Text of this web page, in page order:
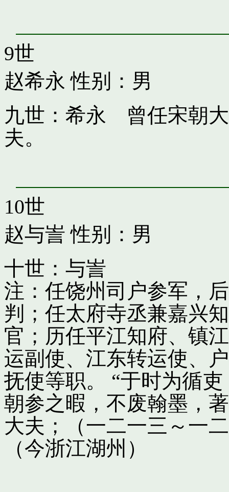
9世
赵希永 性别：男
九世：希永 曾任宋朝
夫。
10世
赵与訔 性别：男
十世：与訔
注：任饶州司户参军，
判；任太府寺丞兼嘉兴
官；历任平江知府、镇
运副使、江东转运使、
抚使等职。 “于时为循
朝参之暇，不废翰墨，
大夫；（一二一三～一
（今浙江湖州）